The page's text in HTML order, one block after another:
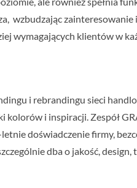
wzbudzając
wymagających klientów w
i rebrandingu sieci
kolorów i inspiracji. Zespół
doświadczenie firmy,
dba o jakość, design,